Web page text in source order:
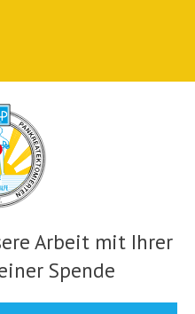
Arbeit mit Ihrer
Spende